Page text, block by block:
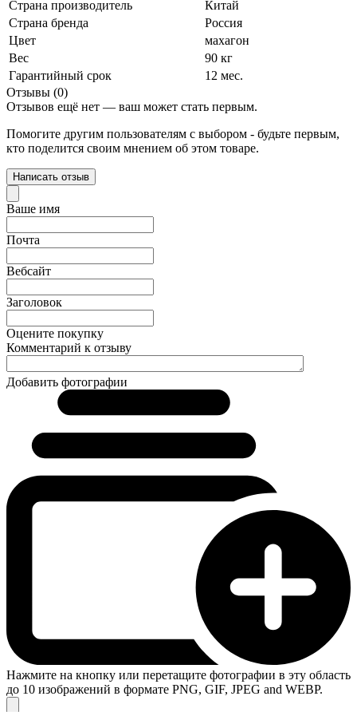
Страна производитель
Китай
Страна бренда
Россия
Цвет
махагон
Вес
90 кг
Гарантийный срок
12 мес.
Отзывы (0)
Отзывов ещё нет — ваш может стать первым.
Помогите другим пользователям с выбором - будьте первым,
кто поделится своим мнением об этом товаре.
Написать отзыв
Ваше имя
Почта
Вебсайт
Заголовок
Оцените покупку
Комментарий к отзыву
Добавить фотографии
Нажмите на кнопку или перетащите фотографии в эту область
до 10 изображений в формате PNG, GIF, JPEG and WEBP.